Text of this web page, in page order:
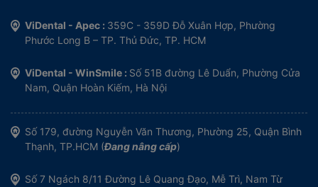
ViDental - Apec : 359C - 359D Đỗ Xuân Hợp, Phường
Phước Long B – TP. Thủ Đức, TP. HCM
ViDental - WinSmile : Số 51B đường Lê Duẩn, Phường Cửa
Nam, Quận Hoàn Kiếm, Hà Nội
Số 179, đường Nguyễn Văn Thương, Phường 25, Quận Bình
Thạnh, TP.HCM (Đang nâng cấp)
Số 7 Ngách 8/11 Đường Lê Quang Đạo, Mễ Trì, Nam Từ